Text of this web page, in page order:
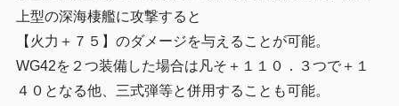
上型の深海棲艦に攻撃すると
【火力＋７５】のダメージを与えることが可能。
WG42を２つ装備した場合は凡そ＋１１０．３つで＋１
４０となる他、三式弾等と併用することも可能。